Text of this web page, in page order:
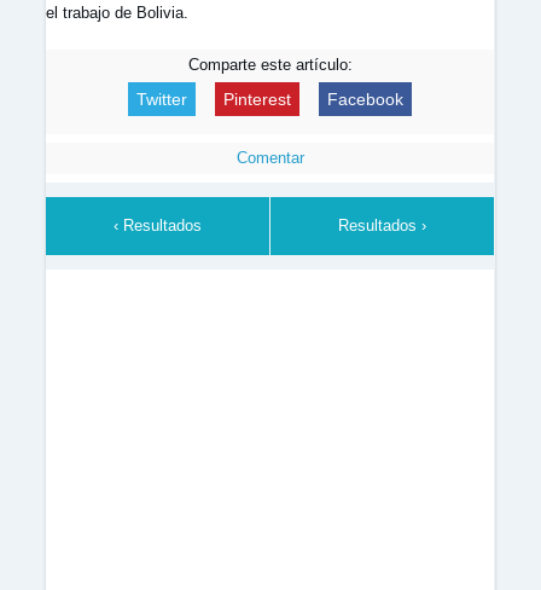
el trabajo de Bolivia.
Comparte este artículo:
Twitter Pinterest Facebook
Comentar
‹ Resultados Resultados ›